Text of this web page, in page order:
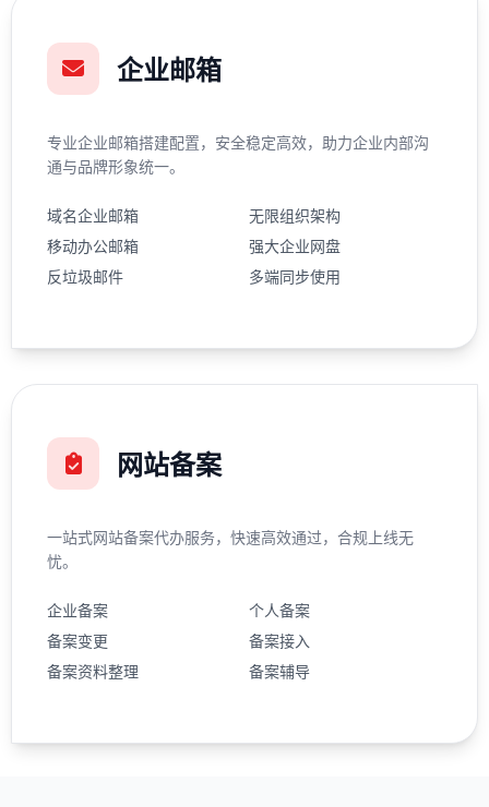
企业邮箱
专业企业邮箱搭建配置，安全稳定高效，助力企业内部沟
通与品牌形象统一。
域名企业邮箱
无限组织架构
移动办公邮箱
强大企业网盘
反垃圾邮件
多端同步使用
网站备案
一站式网站备案代办服务，快速高效通过，合规上线无
忧。
企业备案
个人备案
备案变更
备案接入
备案资料整理
备案辅导